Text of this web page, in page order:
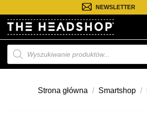
do
treści
NEWSLETTER
Wyszukiwarka
produktów
Strona główna / Smartshop /